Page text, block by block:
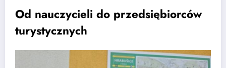
Od nauczycieli do przedsiębiorców
turystycznych